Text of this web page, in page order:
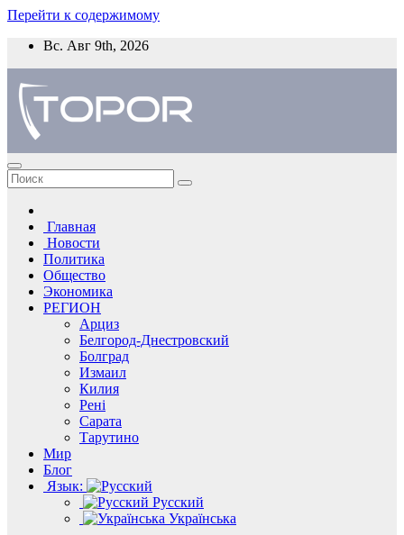
Перейти к содержимому
Вс. Авг 9th, 2026
Главная
Новости
Политика
Общество
Экономика
РЕГИОН
Арциз
Белгород-Днестровский
Болград
Измаил
Килия
Рені
Сарата
Тарутино
Мир
Блог
Язык:
Русский
Українська